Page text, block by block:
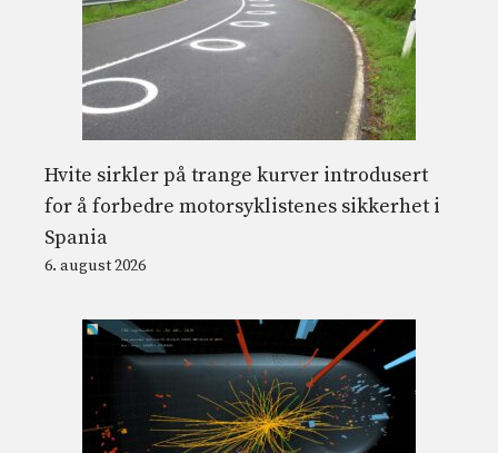
Hvite sirkler på trange kurver introdusert
for å forbedre motorsyklistenes sikkerhet i
Spania
6. august 2026